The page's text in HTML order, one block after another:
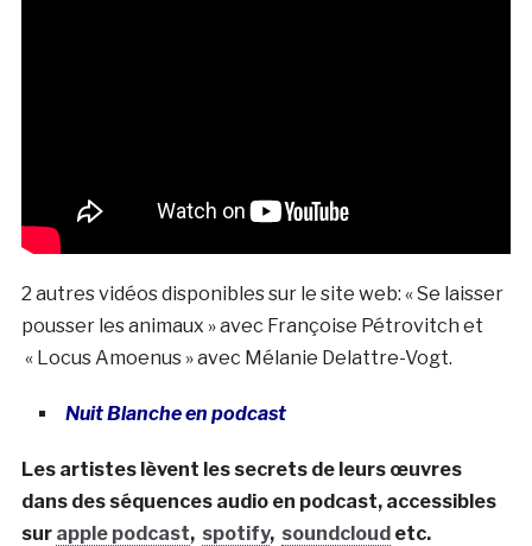
2 autres vidéos disponibles sur le site web: « Se laisser
pousser les animaux » avec Françoise Pétrovitch et
« Locus Amoenus » avec Mélanie Delattre-Vogt.
Nuit Blanche en podcast
Les artistes lèvent les secrets de leurs œuvres
dans des séquences audio en podcast, accessibles
sur apple podcast, spotify, soundcloudetc.